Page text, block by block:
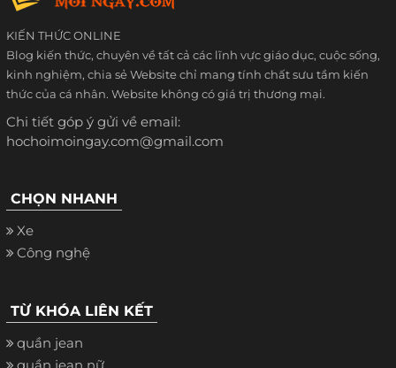
KIẾN THỨC ONLINE
Blog kiến thức, chuyên về tất cả các lĩnh vực giáo dục, cuộc sống,
kinh nghiệm, chia sẻ Website chỉ mang tính chất sưu tầm kiến
thức của cá nhân. Website không có giá trị thương mại.
Chi tiết góp ý gửi về email:
hochoimoingay.com@gmail.com
CHỌN NHANH
Xe
Công nghệ
TỪ KHÓA LIÊN KẾT
quần jean
quần jean nữ